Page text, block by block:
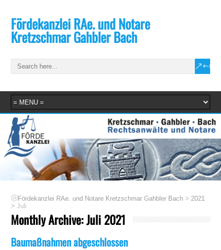
Fördekanzlei RAe. und Notare
Kretzschmar Gahbler Bach
Fördekanzlei RAe. und Notare Kretzschmar Gahbler Bach > 2021
>Juli
Monthly Archive:Juli 2021
Baumaßnahmen abgeschlossen